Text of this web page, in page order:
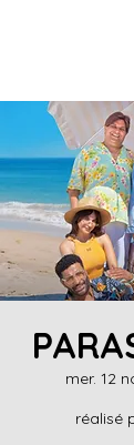
mer. 12
réalisé